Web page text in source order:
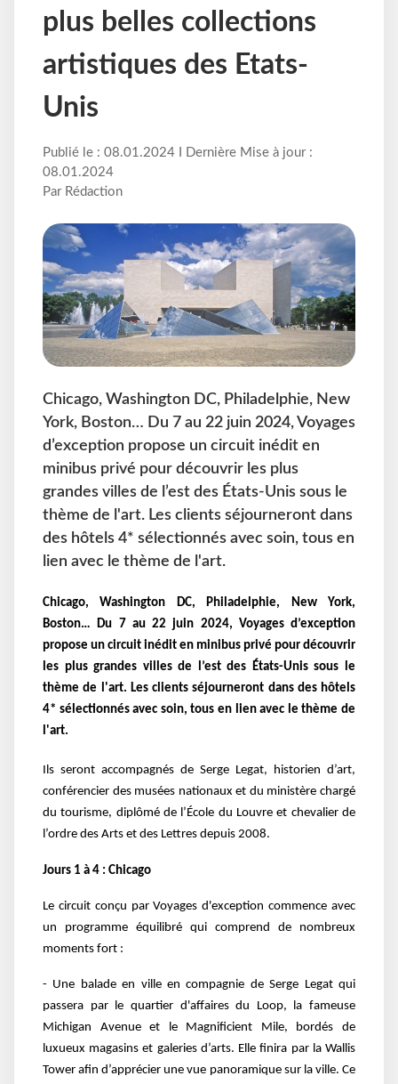
plus belles collections
artistiques des Etats-
Unis
Publié le : 08.01.2024 I Dernière Mise à jour :
08.01.2024
Par Rédaction
Chicago, Washington DC, Philadelphie, New
York, Boston… Du 7 au 22 juin 2024, Voyages
d’exception propose un circuit inédit en
minibus privé pour découvrir les plus
grandes villes de l’est des États-Unis sous le
thème de l'art. Les clients séjourneront dans
des hôtels 4* sélectionnés avec soin, tous en
lien avec le thème de l'art.
Chicago, Washington DC, Philadelphie, New York,
Boston… Du 7 au 22 juin 2024, Voyages d’exception
propose un circuit inédit en minibus privé pour découvrir
les plus grandes villes de l’est des États-Unis sous le
thème de l'art. Les clients séjourneront dans des hôtels
4* sélectionnés avec soin, tous en lien avec le thème de
l'art.
Ils seront accompagnés de Serge Legat, historien d’art,
conférencier des musées nationaux et du ministère chargé
du tourisme, diplômé de l’École du Louvre et chevalier de
l’ordre des Arts et des Lettres depuis 2008.
Jours 1 à 4 : Chicago
Le circuit conçu par Voyages d'exception commence avec
un programme équilibré qui comprend de nombreux
moments fort :
- Une balade en ville en compagnie de Serge Legat qui
passera par le quartier d'affaires du Loop, la fameuse
Michigan Avenue et le Magnificient Mile, bordés de
luxueux magasins et galeries d’arts. Elle finira par la Wallis
Tower afin d’apprécier une vue panoramique sur la ville. Ce